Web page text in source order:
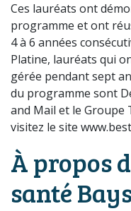
Ces lauréats ont
programme et ont
4 à 6 années
Platine, lauréats qui
gérée pendant sept
du programme sont
and Mail et le Groupe
visitez le site
À propos
santé